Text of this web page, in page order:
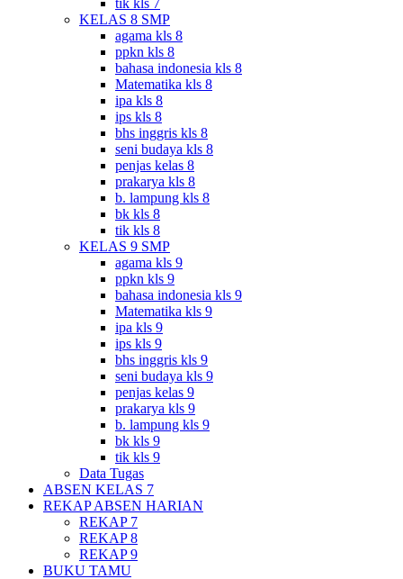
KELAS 8 SMP
agama kls 8
ppkn kls 8
bahasa indonesia kls 8
Matematika kls 8
ipa kls 8
ips kls 8
bhs inggris kls 8
seni budaya kls 8
penjas kelas 8
prakarya kls 8
b. lampung kls 8
bk kls 8
tik kls 8
KELAS 9 SMP
agama kls 9
ppkn kls 9
bahasa indonesia kls 9
Matematika kls 9
ipa kls 9
ips kls 9
bhs inggris kls 9
seni budaya kls 9
penjas kelas 9
prakarya kls 9
b. lampung kls 9
bk kls 9
tik kls 9
Data Tugas
ABSEN KELAS 7
REKAP ABSEN HARIAN
REKAP 7
REKAP 8
REKAP 9
BUKU TAMU